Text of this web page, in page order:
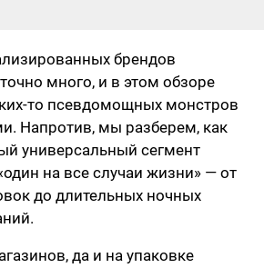
брендов
много, и в этом обзоре
то псевдомощных монстров
Напротив, мы разберем, как
универсальный сегмент
на все случаи жизни»‎ — от
до длительных ночных
да и на упаковке